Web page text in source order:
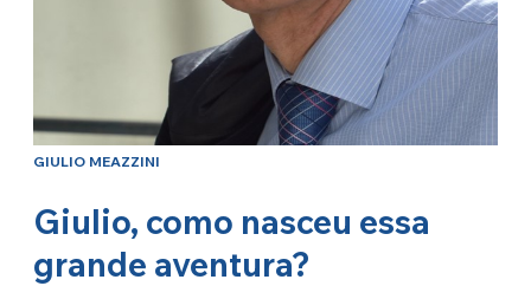
GIULIO MEAZZINI
Giulio, como nasceu essa
grande aventura?